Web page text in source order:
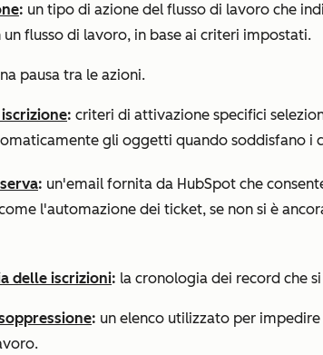
: un tipo di azione del flusso di lavoro che
un flusso di lavoro, in base ai criteri impostati.
pausa tra le azioni.
: criteri di attivazione specifici
gli oggetti quando soddisfano i
: un'email fornita da HubSpot che
l'automazione dei ticket, se non si è
delle iscrizioni: la cronologia dei record che
: un elenco utilizzato per